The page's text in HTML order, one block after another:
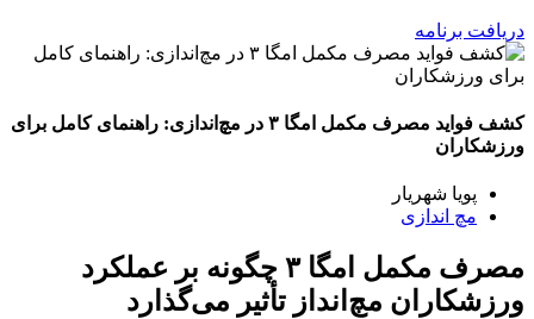
دریافت برنامه
کشف فواید مصرف مکمل امگا ۳ در مچ‌اندازی: راهنمای کامل برای
ورزشکاران
پویا شهریار
مچ اندازی
مصرف مکمل امگا ۳ چگونه بر عملکرد
ورزشکاران مچ‌انداز تأثیر می‌گذارد